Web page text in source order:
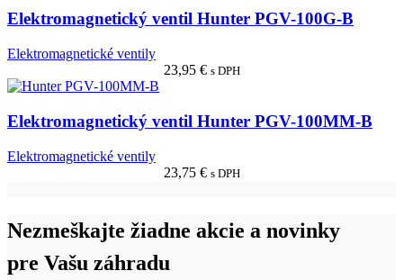
Elektromagnetický ventil Hunter PGV-100G-B
Elektromagnetické ventily
23,95 € s DPH
Elektromagnetický ventil Hunter PGV-100MM-B
Elektromagnetické ventily
23,75 € s DPH
Nezmeškajte žiadne akcie a novinky
pre Vašu záhradu